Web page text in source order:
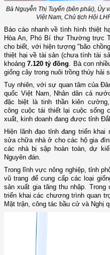
Bà Nguyễn Thị Tuyến (bên phải), Ủy
Việt Nam, Chủ tịch Hội
Báo cáo nhanh về tình hình thiệt
Hòa An, Phó Bí thư Thường trực
cho biết, với hiện tượng "bão
thiệt hại về tài sản (chưa tính tài
khoảng7.120 tỷ đồng . Bà con
giống cây trong nuôi trồng thủy hải
Tuy nhiên, với sự quan tâm của
quốc Việt Nam, Nhân dân cả
đặc biệt là tinh thần kiên
công cuộc tái thiết lại cuộc sống
xuất, kinh doanh đang được tỉnh
Hiện lãnh đạo tỉnh đang triển
sửa chữa nhà ở cho các hộ gia
các nhà bị sập hoàn toàn, dự
Nguyên đán.
Trong lĩnh vực nông nghiệp, tỉnh
vũ trang để cung cấp các loại
sản xuất gia tăng thu nhập.
triển khai các chương trình quan
Mặt trận, công tác bầu cử và Nghị